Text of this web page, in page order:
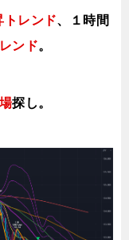
トレンド、１時間
レンド。
探し。